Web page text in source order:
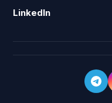
LinkedIn